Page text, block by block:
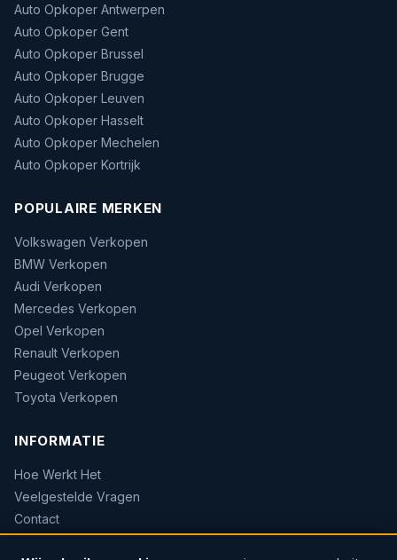
Auto Opkoper Antwerpen
Auto Opkoper Gent
Auto Opkoper Brussel
Auto Opkoper Brugge
Auto Opkoper Leuven
Auto Opkoper Hasselt
Auto Opkoper Mechelen
Auto Opkoper Kortrijk
POPULAIRE MERKEN
Volkswagen Verkopen
BMW Verkopen
Audi Verkopen
Mercedes Verkopen
Opel Verkopen
Renault Verkopen
Peugeot Verkopen
Toyota Verkopen
INFORMATIE
Hoe Werkt Het
Veelgestelde Vragen
Contact